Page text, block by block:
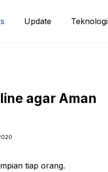
Update Teknologi
agar Aman
tiap orang.